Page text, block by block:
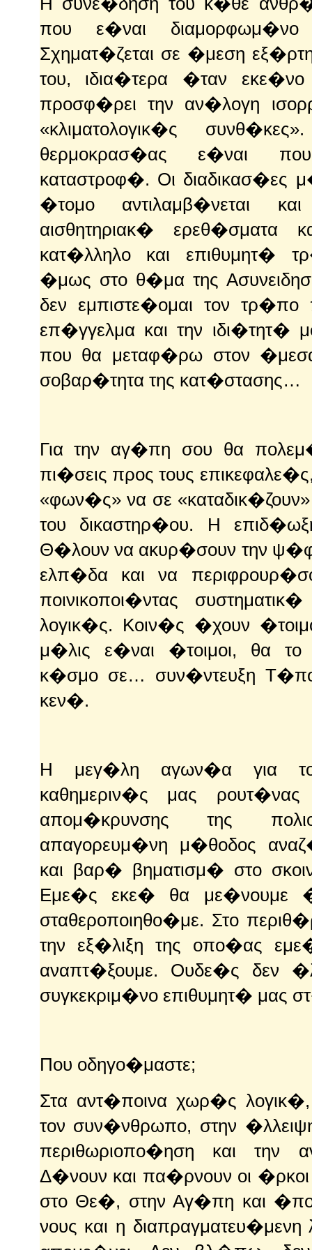
που ε�ναι
Σχηματ�ζεται σε �μεση
του, ιδια�τερα �ταν
προσφ�ρει την αν�λογη
«κλιματολογικ�ς
θερμοκρασ�ας ε�ναι
καταστροφ�. Οι
�τομο αντιλαμβ�νεται
αισθητηριακ� ερεθ�σματα
κατ�λληλο και επιθυμητ�
�μως στο θ�μα της
δεν εμπιστε�ομαι τον
επ�γγελμα και την
που θα μεταφ�ρω στον
σοβαρ�τητα της κατ�στασης…
Για την αγ�πη σου θα
πι�σεις προς τους
«φων�ς» να σε
του δικαστηρ�ου. Η
Θ�λουν να ακυρ�σουν την
ελπ�δα και να
ποινικοποι�ντας
λογικ�ς. Κοιν�ς �χουν
μ�λις ε�ναι �τοιμοι, θα το
κ�σμο σε… συν�ντευξη
κεν�.
Η μεγ�λη αγων�α για
καθημεριν�ς μας
απομ�κρυνσης της
απαγορευμ�νη μ�θοδος
και βαρ� βηματισμ� στο
Εμε�ς εκε� θα με�νουμε
σταθεροποιηθο�με. Στο
την εξ�λιξη της οπο�ας
αναπτ�ξουμε. Ουδε�ς δεν
συγκεκριμ�νο επιθυμητ� μας
Που οδηγο�μαστε;
Στα αντ�ποινα χωρ�ς
τον συν�νθρωπο, στην
περιθωριοπο�ηση και την
Δ�νουν και πα�ρνουν οι
στο Θε�, στην Αγ�πη και
νους και η